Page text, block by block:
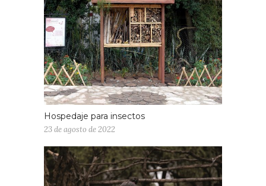
Hospedaje para insectos
23 de agosto de 2022